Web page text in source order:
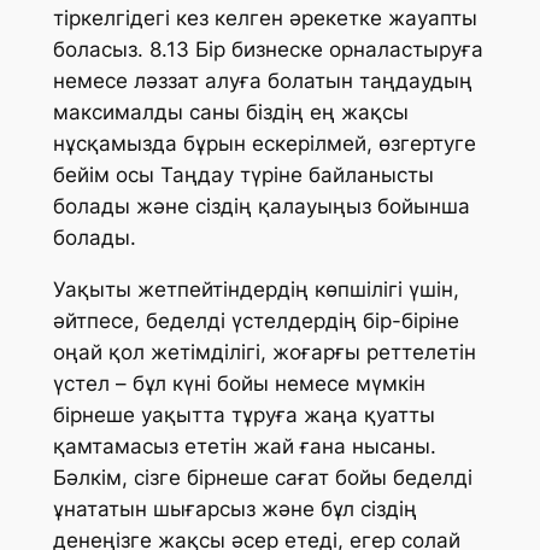
тіркелгідегі кез келген әрекетке жауапты
боласыз. 8.13 Бір бизнеске орналастыруға
немесе ләззат алуға болатын таңдаудың
максималды саны біздің ең жақсы
нұсқамызда бұрын ескерілмей, өзгертуге
бейім осы Таңдау түріне байланысты
болады және сіздің қалауыңыз бойынша
болады.
Уақыты жетпейтіндердің көпшілігі үшін,
әйтпесе, беделді үстелдердің бір-біріне
оңай қол жетімділігі, жоғарғы реттелетін
үстел – бұл күні бойы немесе мүмкін
бірнеше уақытта тұруға жаңа қуатты
қамтамасыз ететін жай ғана нысаны.
Бәлкім, сізге бірнеше сағат бойы беделді
ұнататын шығарсыз және бұл сіздің
денеңізге жақсы әсер етеді, егер солай